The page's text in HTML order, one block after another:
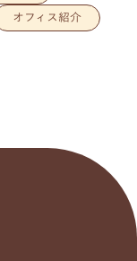
オフィス紹介